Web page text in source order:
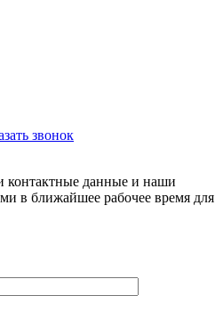
звонок
контактные данные и наши
в ближайшее рабочее время для